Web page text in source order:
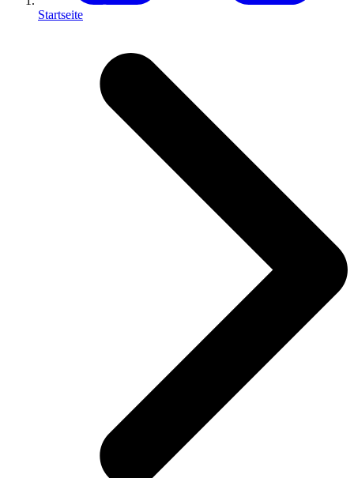
Startseite